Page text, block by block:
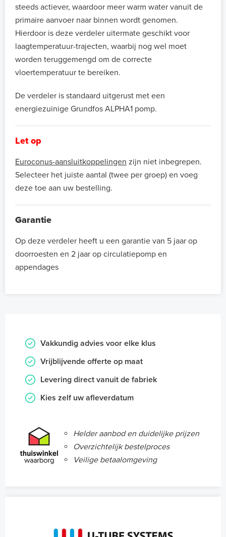
steeds actiever, waardoor meer warm water vanuit de
primaire aanvoer naar binnen wordt genomen.
Hierdoor is deze verdeler uitermate geschikt voor
laagtemperatuur-trajecten, waarbij nog wel moet
worden teruggemengd om de correcte
vloertemperatuur te bereiken.
De verdeler is standaard uitgerust met een
energiezuinige Grundfos ALPHA1 pomp.
Let op
Euroconus-aansluitkoppelingen zijn niet inbegrepen.
Selecteer het juiste aantal (twee per groep) en voeg
deze toe aan uw bestelling.
Garantie
Op deze verdeler heeft u een garantie van 5 jaar op
doorroesten en 2 jaar op circulatiepomp en
appendages
Vakkundig advies voor elke klus
Vrijblijvende offerte op maat
Levering direct vanuit de fabriek
Kies zelf uw afleverdatum
Helder aanbod en duidelijke prijzen
Overzichtelijk bestelproces
Veilige betaalomgeving